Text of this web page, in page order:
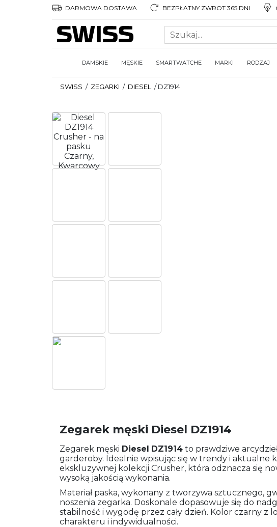
DARMOWA DOSTAWA BEZPŁATNY ZWROT 365 DNI
DAMSKIE MĘSKIE SMARTWATCHE MARKI RODZAJ
SWISS / ZEGARKI / DIESEL /DZ1914
Zegarek męski Diesel DZ1914
Zegarek męski Diesel DZ1914 to prawdziwe
garderoby. Idealnie wpisując się w trendy i aktualne
ekskluzywnej kolekcji Crusher, która odznacza się
wysoką jakością wykonania.
Materiał paska, wykonany z tworzywa sztucznego,
noszenia zegarka. Doskonale dopasowuje się do
stabilność i wygodę przez cały dzień. Kolor czarny z
charakteru i indywidualności.